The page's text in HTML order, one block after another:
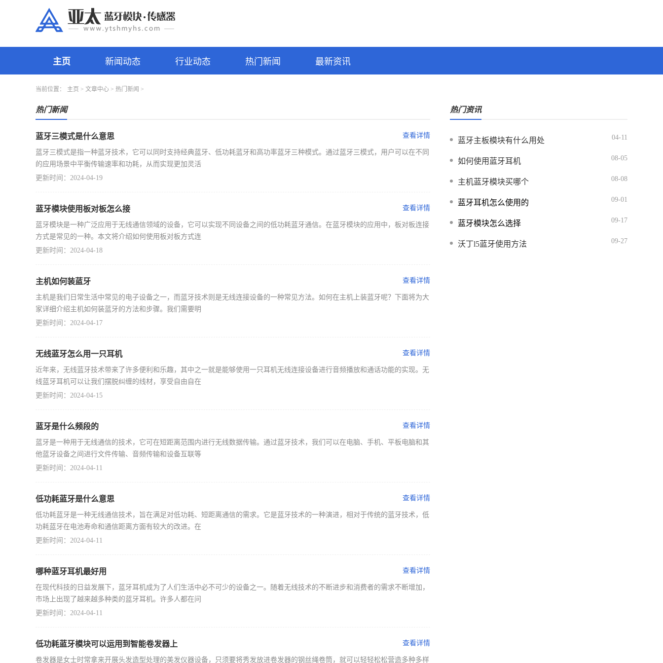
主页 新闻动态 行业动态 热门新闻 最新资讯
当前位置： 主页 > 文章中心 > 热门新闻 >
热门新闻
蓝牙三模式是什么意思 查看详情
蓝牙三模式是指一种蓝牙技术，它可以同时支持经典蓝牙、低功耗蓝牙和高功率蓝牙三种模式。通过蓝牙三模式，用户可以在不同
的应用场景中平衡传输速率和功耗，从而实现更加灵活
更新时间：2024-04-19
蓝牙模块使用板对板怎么接 查看详情
蓝牙模块是一种广泛应用于无线通信领域的设备，它可以实现不同设备之间的低功耗蓝牙通信。在蓝牙模块的应用中，板对板连接
方式是常见的一种。本文将介绍如何使用板对板方式连
更新时间：2024-04-18
主机如何装蓝牙 查看详情
主机是我们日常生活中常见的电子设备之一，而蓝牙技术则是无线连接设备的一种常见方法。如何在主机上装蓝牙呢？下面将为大
家详细介绍主机如何装蓝牙的方法和步骤。我们需要明
更新时间：2024-04-17
无线蓝牙怎么用一只耳机 查看详情
近年来，无线蓝牙技术带来了许多便利和乐趣，其中之一就是能够使用一只耳机无线连接设备进行音频播放和通话功能的实现。无
线蓝牙耳机可以让我们摆脱纠缠的线材，享受自由自在
更新时间：2024-04-15
蓝牙是什么频段的 查看详情
蓝牙是一种用于无线通信的技术，它可在短距离范围内进行无线数据传输。通过蓝牙技术，我们可以在电脑、手机、平板电脑和其
他蓝牙设备之间进行文件传输、音频传输和设备互联等
更新时间：2024-04-11
低功耗蓝牙是什么意思 查看详情
低功耗蓝牙是一种无线通信技术，旨在满足对低功耗、短距离通信的需求。它是蓝牙技术的一种演进，相对于传统的蓝牙技术，低
功耗蓝牙在电池寿命和通信距离方面有较大的改进。在
更新时间：2024-04-11
哪种蓝牙耳机最好用 查看详情
在现代科技的日益发展下，蓝牙耳机成为了人们生活中必不可少的设备之一。随着无线技术的不断进步和消费者的需求不断增加，
市场上出现了越来越多种类的蓝牙耳机。许多人都在问
更新时间：2024-04-11
低功耗蓝牙模块可以运用到智能卷发器上 查看详情
卷发器是女士时常拿来开展头发造型处理的美发仪器设备，只须要将秀发放进卷发器的钢丝绳卷筒，就可以轻轻松松营造多种多样
热门资讯
蓝牙主板模块有什么用处 04-11
如何使用蓝牙耳机 08-05
主机蓝牙模块买哪个 08-08
蓝牙耳机怎么使用的 09-01
蓝牙模块怎么选择 09-17
沃丁l5蓝牙使用方法 09-27